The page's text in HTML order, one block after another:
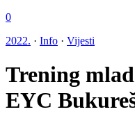
0
2022. · Info · Vijesti
Trening
EYC